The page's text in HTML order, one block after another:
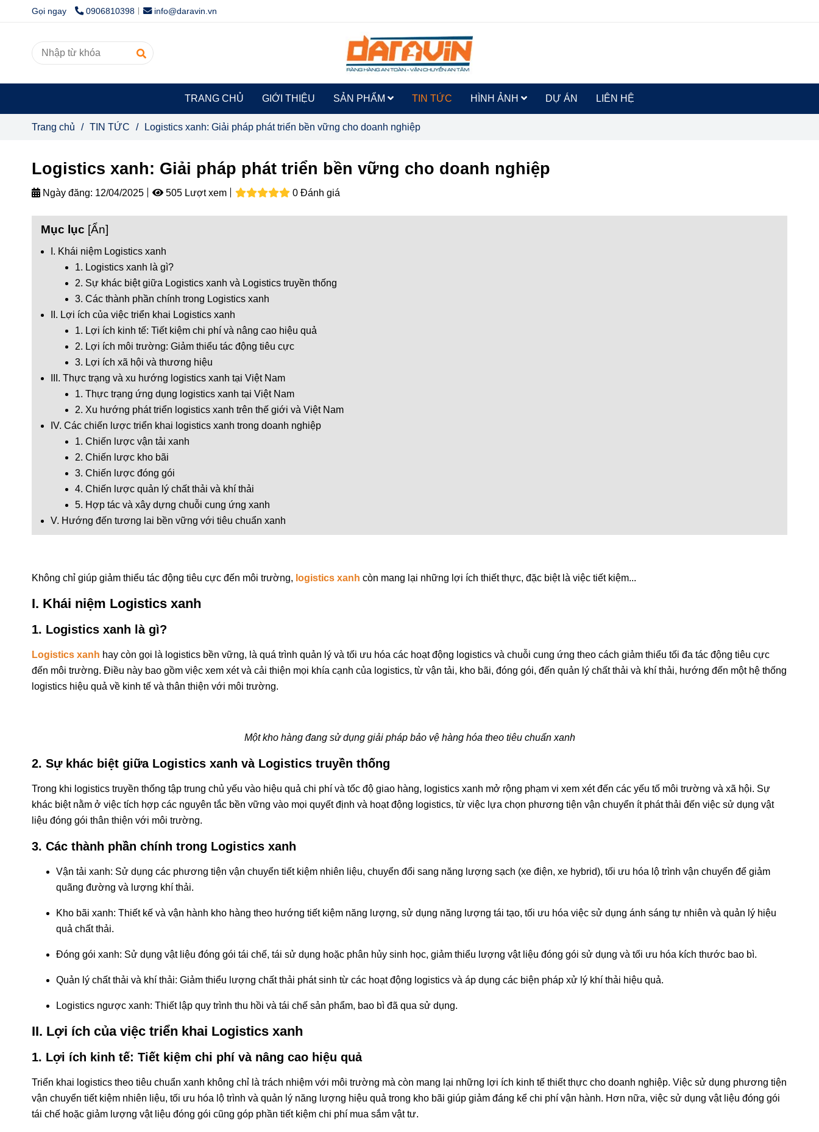
Gọi ngay 0906810398 info@daravin.vn
TRANG CHỦ GIỚI THIỆU SẢN PHẨM TIN TỨC HÌNH ẢNH DỰ ÁN LIÊN HỆ
Trang chủ / TIN TỨC / Logistics xanh: Giải pháp phát triển bền vững cho doanh nghiệp
Logistics xanh: Giải pháp phát triển bền vững cho doanh nghiệp
Ngày đăng: 12/04/2025 505 Lượt xem 0 Đánh giá
Mục lục [Ẩn]
I. Khái niệm Logistics xanh
1. Logistics xanh là gì?
2. Sự khác biệt giữa Logistics xanh và Logistics truyền thống
3. Các thành phần chính trong Logistics xanh
II. Lợi ích của việc triển khai Logistics xanh
1. Lợi ích kinh tế: Tiết kiệm chi phí và nâng cao hiệu quả
2. Lợi ích môi trường: Giảm thiểu tác động tiêu cực
3. Lợi ích xã hội và thương hiệu
III. Thực trạng và xu hướng logistics xanh tại Việt Nam
1. Thực trạng ứng dụng logistics xanh tại Việt Nam
2. Xu hướng phát triển logistics xanh trên thế giới và Việt Nam
IV. Các chiến lược triển khai logistics xanh trong doanh nghiệp
1. Chiến lược vận tải xanh
2. Chiến lược kho bãi
3. Chiến lược đóng gói
4. Chiến lược quản lý chất thải và khí thải
5. Hợp tác và xây dựng chuỗi cung ứng xanh
V. Hướng đến tương lai bền vững với tiêu chuẩn xanh
Không chỉ giúp giảm thiểu tác động tiêu cực đến môi trường, logistics xanh còn mang lại những lợi ích thiết thực, đặc biệt là việc tiết kiệm...
I. Khái niệm Logistics xanh
1. Logistics xanh là gì?
Logistics xanh hay còn gọi là logistics bền vững, là quá trình quản lý và tối ưu hóa các hoạt động logistics và chuỗi cung ứng theo cách giảm thiểu tối đa tác động tiêu cực
đến môi trường. Điều này bao gồm việc xem xét và cải thiện mọi khía cạnh của logistics, từ vận tải, kho bãi, đóng gói, đến quản lý chất thải và khí thải, hướng đến một hệ thống
logistics hiệu quả về kinh tế và thân thiện với môi trường.
Một kho hàng đang sử dụng giải pháp bảo vệ hàng hóa theo tiêu chuẩn xanh
2. Sự khác biệt giữa Logistics xanh và Logistics truyền thống
Trong khi logistics truyền thống tập trung chủ yếu vào hiệu quả chi phí và tốc độ giao hàng, logistics xanh mở rộng phạm vi xem xét đến các yếu tố môi trường và xã hội. Sự
khác biệt nằm ở việc tích hợp các nguyên tắc bền vững vào mọi quyết định và hoạt động logistics, từ việc lựa chọn phương tiện vận chuyển ít phát thải đến việc sử dụng vật
liệu đóng gói thân thiện với môi trường.
3. Các thành phần chính trong Logistics xanh
Vận tải xanh: Sử dụng các phương tiện vận chuyển tiết kiệm nhiên liệu, chuyển đổi sang năng lượng sạch (xe điện, xe hybrid), tối ưu hóa lộ trình vận chuyển để giảm
quãng đường và lượng khí thải.
Kho bãi xanh: Thiết kế và vận hành kho hàng theo hướng tiết kiệm năng lượng, sử dụng năng lượng tái tạo, tối ưu hóa việc sử dụng ánh sáng tự nhiên và quản lý hiệu
quả chất thải.
Đóng gói xanh: Sử dụng vật liệu đóng gói tái chế, tái sử dụng hoặc phân hủy sinh học, giảm thiểu lượng vật liệu đóng gói sử dụng và tối ưu hóa kích thước bao bì.
Quản lý chất thải và khí thải: Giảm thiểu lượng chất thải phát sinh từ các hoạt động logistics và áp dụng các biện pháp xử lý khí thải hiệu quả.
Logistics ngược xanh: Thiết lập quy trình thu hồi và tái chế sản phẩm, bao bì đã qua sử dụng.
II. Lợi ích của việc triển khai Logistics xanh
1. Lợi ích kinh tế: Tiết kiệm chi phí và nâng cao hiệu quả
Triển khai logistics theo tiêu chuẩn xanh không chỉ là trách nhiệm với môi trường mà còn mang lại những lợi ích kinh tế thiết thực cho doanh nghiệp. Việc sử dụng phương tiện
vận chuyển tiết kiệm nhiên liệu, tối ưu hóa lộ trình và quản lý năng lượng hiệu quả trong kho bãi giúp giảm đáng kể chi phí vận hành. Hơn nữa, việc sử dụng vật liệu đóng gói
tái chế hoặc giảm lượng vật liệu đóng gói cũng góp phần tiết kiệm chi phí mua sắm vật tư.